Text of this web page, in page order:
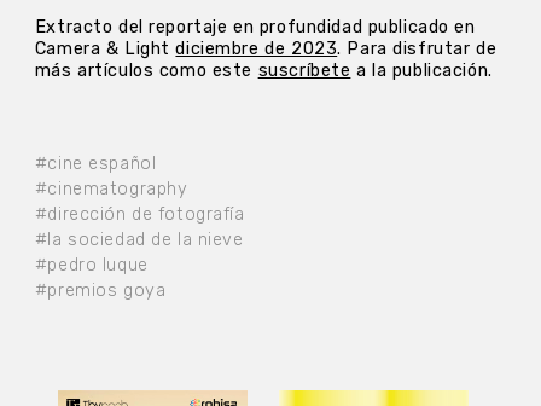
#cine español
#cinematography
#dirección de fotografía
#la sociedad de la nieve
#pedro luque
#premios goya
Extracto del reportaje en profundidad publicado en
Camera & Lightdiciembre de 2023. Para disfrutar de
más artículos como este suscríbete a la publicación.